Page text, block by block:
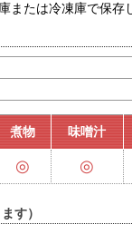
たは冷凍庫で保存
煮物 味噌汁
◎ ◎
す）